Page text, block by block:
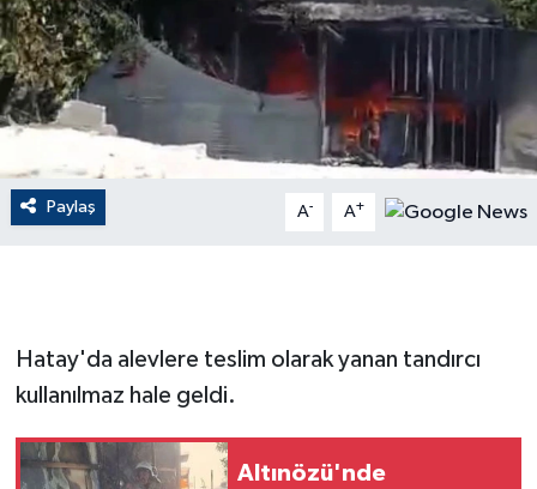
Paylaş A- A+
Hatay'da alevlere teslim olarak yanan tandırcı
kullanılmaz hale geldi.
Altınözü'nde
Dış Haberler
Dünya
EĞİTİM
EKONOMİ
Flaş Haber
Gayrimenkul